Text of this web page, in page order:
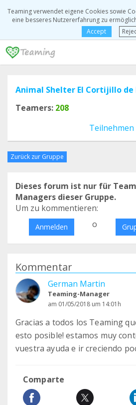
Teaming verwendet eigene Cookies sowie
eine besseres Nutzererfahrung zu
Accept
Animal Shelter El Cortijillo de
Teamers: 208
Teilnehmen
Zurück zur Gruppe
Dieses forum ist nur für
Managers dieser Gruppe.
Um zu kommentieren:
Anmelden o
Kommentar
German Martin
Teaming-Manager
am 01/05/2018 um 14:01h
Gracias a todos los Teaming
esto posible! estamos muy
vuestra ayuda e ir creciendo
Comparte